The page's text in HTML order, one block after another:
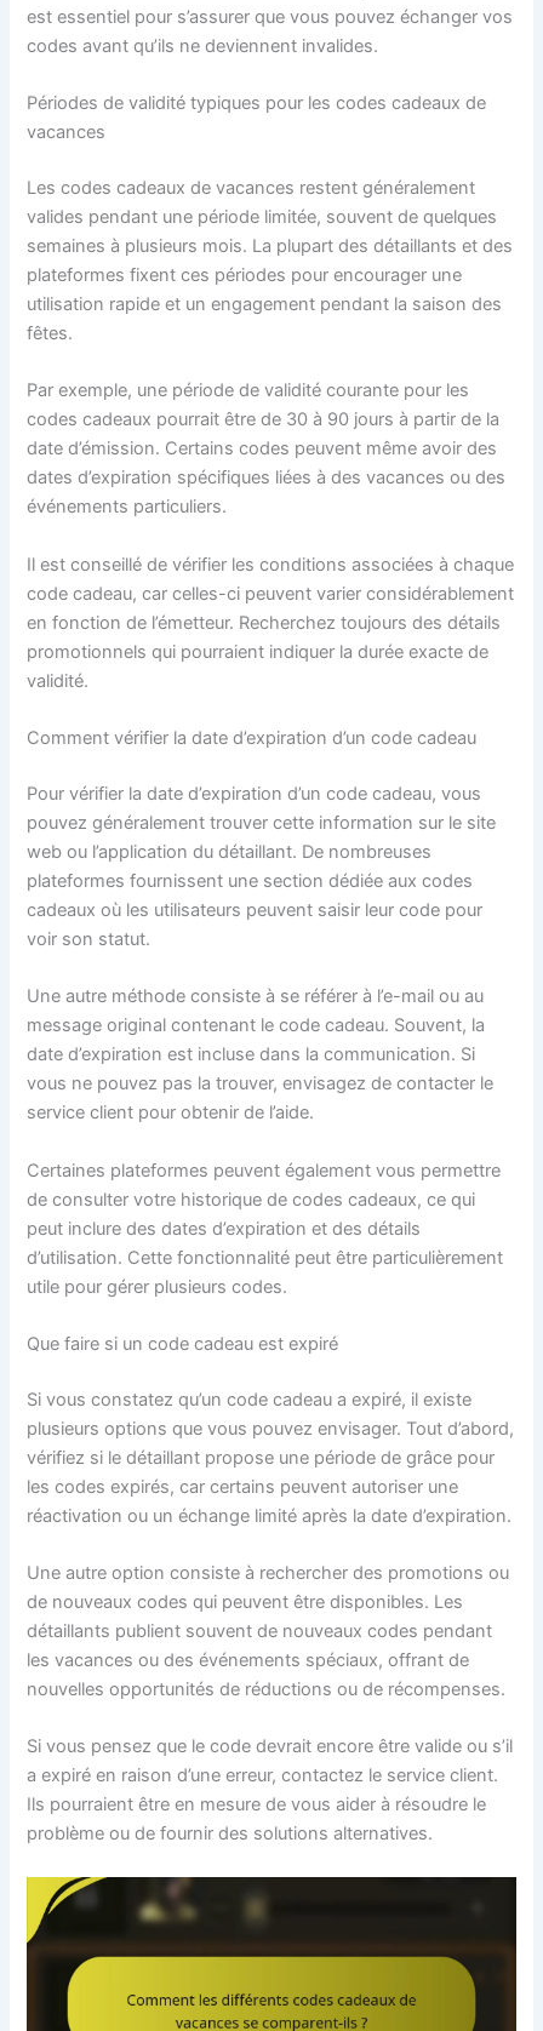
est essentiel pour s’assurer que vous pouvez échanger vos
codes avant qu’ils ne deviennent invalides.
Périodes de validité typiques pour les codes cadeaux de
vacances
Les codes cadeaux de vacances restent généralement
valides pendant une période limitée, souvent de quelques
semaines à plusieurs mois. La plupart des détaillants et des
plateformes fixent ces périodes pour encourager une
utilisation rapide et un engagement pendant la saison des
fêtes.
Par exemple, une période de validité courante pour les
codes cadeaux pourrait être de 30 à 90 jours à partir de la
date d’émission. Certains codes peuvent même avoir des
dates d’expiration spécifiques liées à des vacances ou des
événements particuliers.
Il est conseillé de vérifier les conditions associées à chaque
code cadeau, car celles-ci peuvent varier considérablement
en fonction de l’émetteur. Recherchez toujours des détails
promotionnels qui pourraient indiquer la durée exacte de
validité.
Comment vérifier la date d’expiration d’un code cadeau
Pour vérifier la date d’expiration d’un code cadeau, vous
pouvez généralement trouver cette information sur le site
web ou l’application du détaillant. De nombreuses
plateformes fournissent une section dédiée aux codes
cadeaux où les utilisateurs peuvent saisir leur code pour
voir son statut.
Une autre méthode consiste à se référer à l’e-mail ou au
message original contenant le code cadeau. Souvent, la
date d’expiration est incluse dans la communication. Si
vous ne pouvez pas la trouver, envisagez de contacter le
service client pour obtenir de l’aide.
Certaines plateformes peuvent également vous permettre
de consulter votre historique de codes cadeaux, ce qui
peut inclure des dates d’expiration et des détails
d’utilisation. Cette fonctionnalité peut être particulièrement
utile pour gérer plusieurs codes.
Que faire si un code cadeau est expiré
Si vous constatez qu’un code cadeau a expiré, il existe
plusieurs options que vous pouvez envisager. Tout d’abord,
vérifiez si le détaillant propose une période de grâce pour
les codes expirés, car certains peuvent autoriser une
réactivation ou un échange limité après la date d’expiration.
Une autre option consiste à rechercher des promotions ou
de nouveaux codes qui peuvent être disponibles. Les
détaillants publient souvent de nouveaux codes pendant
les vacances ou des événements spéciaux, offrant de
nouvelles opportunités de réductions ou de récompenses.
Si vous pensez que le code devrait encore être valide ou s’il
a expiré en raison d’une erreur, contactez le service client.
Ils pourraient être en mesure de vous aider à résoudre le
problème ou de fournir des solutions alternatives.